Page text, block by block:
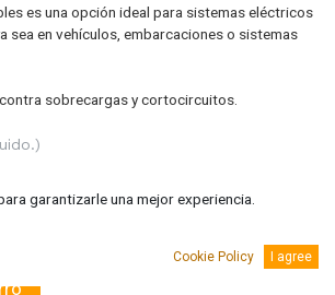
es una opción ideal para sistemas eléctricos
sea en vehículos, embarcaciones o sistemas
sobrecargas y cortocircuitos.
garantizarle una mejor experiencia.
Cookie Policy I agree